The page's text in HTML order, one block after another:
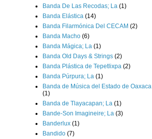
Banda De Las Recodas; La (1)
Banda Elástica (14)
Banda Filarmónica Del CECAM (2)
Banda Macho (6)
Banda Mágica; La (1)
Banda Old Days & Strings (2)
Banda Plástica de Tepetlixpa (2)
Banda Púrpura; La (1)
Banda de Música del Estado de Oaxaca
(1)
Banda de Tlayacapan; La (1)
Bande-Son Imagineire; La (3)
Banderlux (1)
Bandido (7)